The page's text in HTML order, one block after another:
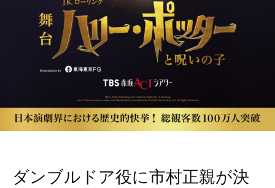
ダンブルドア役に市村正親が決